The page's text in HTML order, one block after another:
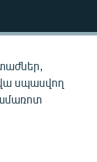
սպասվող